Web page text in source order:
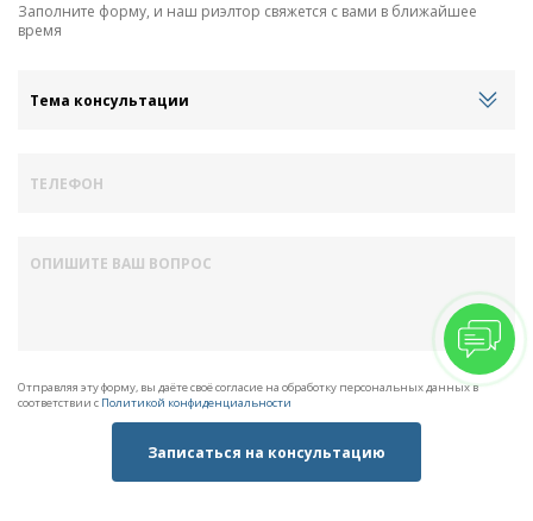
Заполните форму, и наш риэлтор свяжется с вами в ближайшее
время
Отправляя эту форму, вы даёте своё согласие на обработку персональных данных в
соответствии с Политикой конфиденциальности
Записаться на консультацию